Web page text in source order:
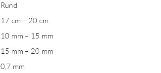
Rund
17 cm – 20 cm
10 mm – 15 mm
15 mm – 20 mm
0,7 mm